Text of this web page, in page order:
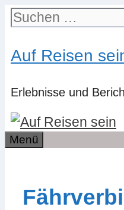
Zum
Inhalt
springen
Suchen
Auf Reisen
Erlebnisse und
Menü